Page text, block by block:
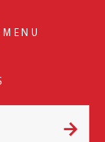
MENU